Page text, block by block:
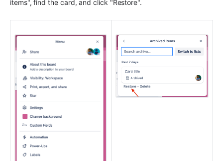
items", find the card, and click "Restore".